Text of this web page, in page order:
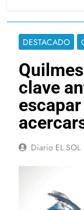
DESTACADO
clave
Diario EL SOL